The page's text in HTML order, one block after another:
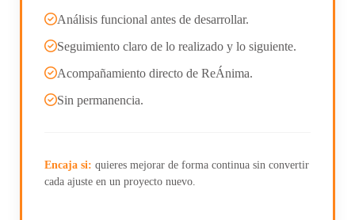
Análisis funcional antes de desarrollar.
Seguimiento claro de lo realizado y lo siguiente.
Acompañamiento directo de ReÁnima.
Sin permanencia.
Encaja si: quieres mejorar de forma continua sin convertir
cada ajuste en un proyecto nuevo.